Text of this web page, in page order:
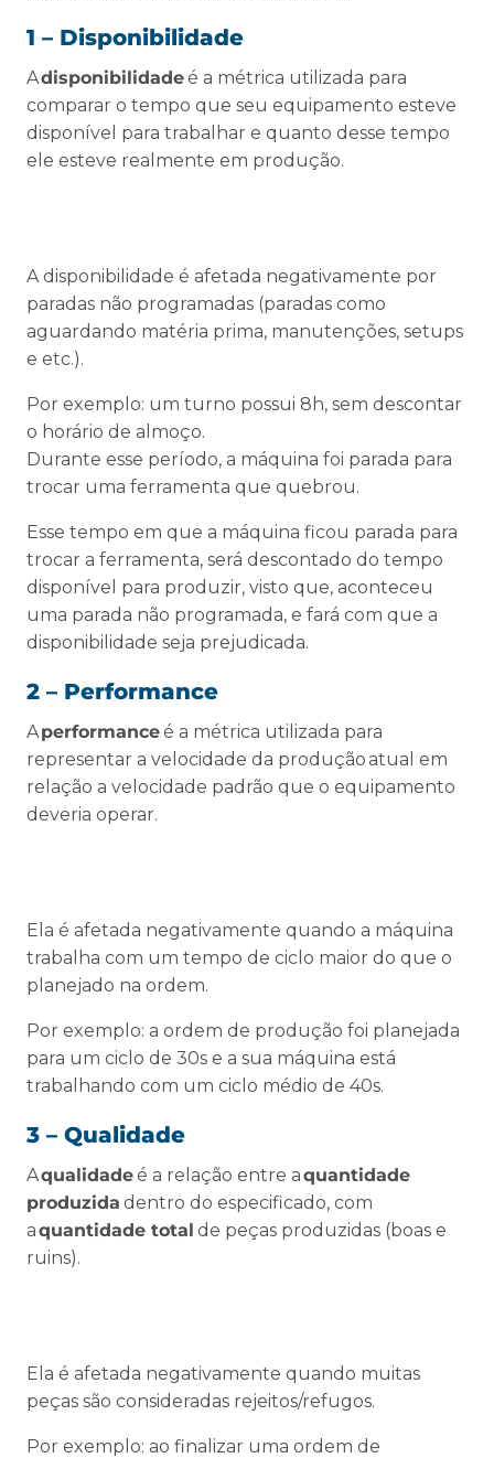
1 – Disponibilidade
Adisponibilidadeé a métrica utilizada para
comparar o tempo que seu equipamento esteve
disponível para trabalhar e quanto desse tempo
ele esteve realmente em produção.
A disponibilidade é afetada negativamente por
paradas não programadas (paradas como
aguardando matéria prima, manutenções, setups
e etc.).
Por exemplo: um turno possui 8h, sem descontar
o horário de almoço.
Durante esse período, a máquina foi parada para
trocar uma ferramenta que quebrou.
Esse tempo em que a máquina ficou parada para
trocar a ferramenta, será descontado do tempo
disponível para produzir, visto que, aconteceu
uma parada não programada, e fará com que a
disponibilidade seja prejudicada.
2 – Performance
Aperformanceé a métrica utilizada para
representar a velocidade da produção atual em
relação a velocidade padrão que o equipamento
deveria operar.
Ela é afetada negativamente quando a máquina
trabalha com um tempo de ciclo maior do que o
planejado na ordem.
Por exemplo: a ordem de produção foi planejada
para um ciclo de 30s e a sua máquina está
trabalhando com um ciclo médio de 40s.
3 – Qualidade
Aqualidadeé a relação entre aquantidade
produzida dentro do especificado, com
aquantidade total de peças produzidas (boas e
ruins).
Ela é afetada negativamente quando muitas
peças são consideradas rejeitos/refugos.
Por exemplo: ao finalizar uma ordem de